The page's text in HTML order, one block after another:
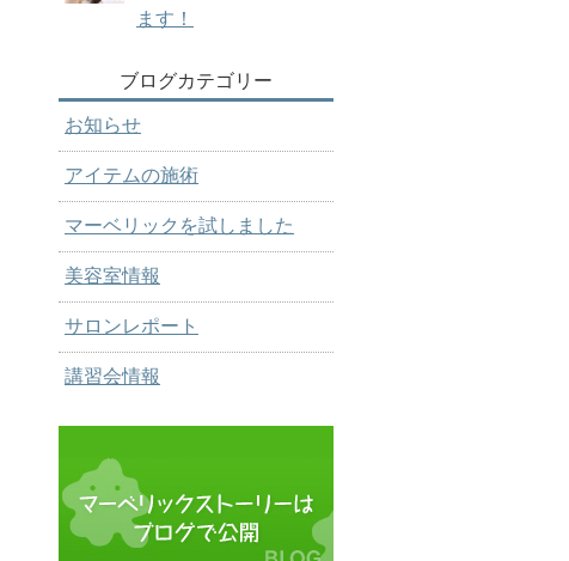
ます！
ブログカテゴリー
お知らせ
アイテムの施術
マーベリックを試しました
美容室情報
サロンレポート
講習会情報